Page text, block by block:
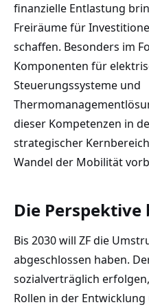
finanzielle Entlastung
Freiräume für
schaffen. Besonders im
Komponenten für
Steuerungssysteme und
dieser Kompetenzen in
strategischer
Wandel der Mobilität
Die Perspektive
Bis 2030 will ZF die
abgeschlossen haben.
sozialverträglich
Rollen in der